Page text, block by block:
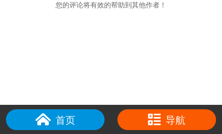
您的评论将有效的帮助到其他作者！
首页 导航